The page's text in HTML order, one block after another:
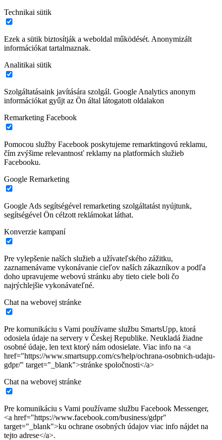
Technikai sütik
Ezek a sütik biztosítják a weboldal működését. Anonymizált
információkat tartalmaznak.
Analitikai sütik
Szolgáltatásaink javítására szolgál. Google Analytics anonym
információkat gyűjt az Ön által látogatott oldalakon
Remarketing Facebook
Pomocou služby Facebook poskytujeme remarktingovú reklamu,
čím zvýšime relevantnosť reklamy na platformách služieb
Facebooku.
Google Remarketing
Google Ads segítségével remarketing szolgáltatást nyújtunk,
segítségével Ön célzott reklámokat láthat.
Konverzie kampaní
Pre vylepšenie naších služieb a užívateľského zážitku,
zaznamenávame vykonávanie cieľov naších zákazníkov a podľa
doho upravujeme webovú stránku aby tieto ciele boli čo
najrýchlejšie vykonávateľné.
Chat na webovej stránke
Pre komunikáciu s Vami používame službu SmartsUpp, ktorá
odosiela údaje na servery v Českej Republike. Neukladá žiadne
osobné údaje, len text ktorý nám odosielate. Viac info na <a
href="https://www.smartsupp.com/cs/help/ochrana-osobnich-udaju-
gdpr/" target="_blank">stránke spoločnosti</a>
Chat na webovej stránke
Pre komunikáciu s Vami používame službu Facebook Messenger,
<a href="https://www.facebook.com/business/gdpr"
target="_blank">ku ochrane osobných údajov viac info nájdet na
tejto adrese</a>.